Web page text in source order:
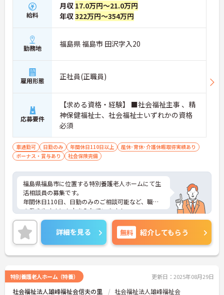
給料
月収 17.0万円～21.0万円
年収322万円～354万円
勤務地 福島県 福島市 田沢字入20
雇用形態 正社員(正職員)
応募要件
【求める資格・経験】 ■社会福祉主事 、精
神保健福祉士、社会福祉士いずれかの資格
必須
車通勤可 日勤のみ 年間休日110日以上
産休･育休･介護休暇取得実績あり
ボーナス・賞与あり
社会保険完備
福島県福島市に位置する特別養護老人ホームにて生
活相談員の募集です。
年間休日110日、日勤のみのご相談可能など、職員
の働きやすさにも力を入れています！
ご興味ある方には、面接対策ポイントなど、さらに
詳細をお話しいたしますのでお気軽にご相談くださ
い。
詳細を見る 無料 紹介してもらう
特別養護老人ホーム（特養） 更新日：2025年08月29日
社会福祉法人雄峰福祉会信夫の里 社会福祉法人雄峰福祉会